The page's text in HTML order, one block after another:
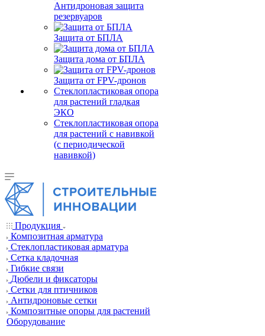
Антидроновая защита
резервуаров
Защита от БПЛА
Защита дома от БПЛА
Защита от FPV-дронов
Стеклопластиковая опора
для растений гладкая
ЭКО
Стеклопластиковая опора
для растений с навивкой
(с периодической
навивкой)
Продукция
Композитная арматура
Cтеклопластиковая арматура
Сетка кладочная
Гибкие связи
Дюбели и фиксаторы
Сетки для птичников
Антидроновые сетки
Композитные опоры для растений
Оборудование